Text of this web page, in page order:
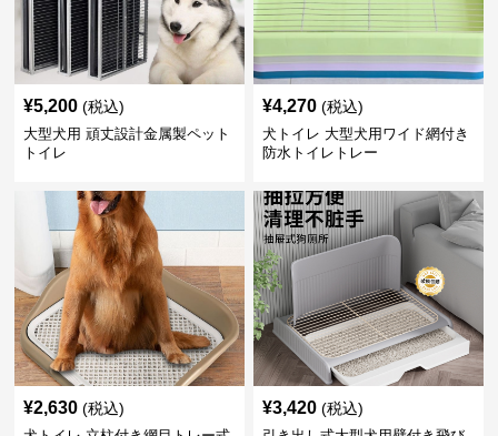
¥5,200 (税込)
大型犬用 頑丈設計金属製ペット
トイレ
¥4,270 (税込)
犬トイレ 大型犬用ワイド網付き
防水トイレトレー
¥2,630 (税込) ¥3,420 (税込)